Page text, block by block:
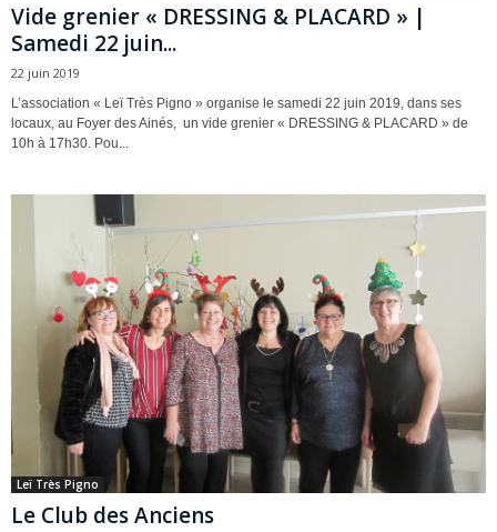
Vide grenier « DRESSING & PLACARD » |
Samedi 22 juin...
22 juin 2019
L’association « Leï Très Pigno » organise le samedi 22 juin 2019, dans ses
locaux, au Foyer des Ainés, un vide grenier « DRESSING & PLACARD » de
10h à 17h30. Pou...
Leï Très Pigno
Le Club des Anciens